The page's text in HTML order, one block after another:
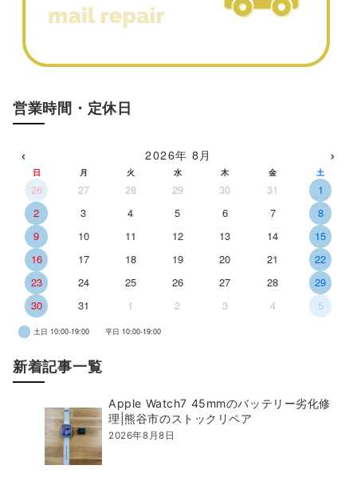
営業時間・定休日
‹ 2026年 8月 ›
日 月 火 水 木 金 土
26 27 28 29 30 31
1
2
3 4 5 6 7
8
9
10 11 12 13 14
15
16
17 18 19 20 21
22
23
24 25 26 27 28
29
30
31 1 2 3 4 5
土日 10:00-19:00 平日 10:00-19:00
新着記事一覧
Apple Watch7 45mmのバッテリー劣化修
理|熊谷市のストックリペア
2026年8月8日